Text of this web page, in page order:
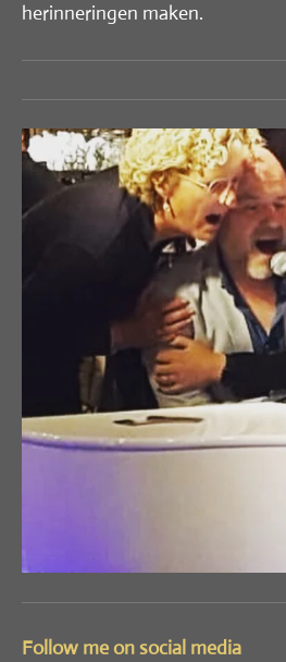
herinneringen maken.
Follow me on social media